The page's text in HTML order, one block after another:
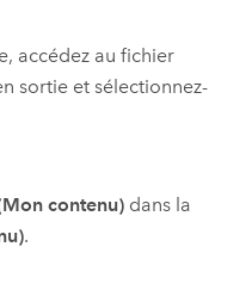
accédez au fichier
sortie et sélectionnez-
contenu)dans la
.